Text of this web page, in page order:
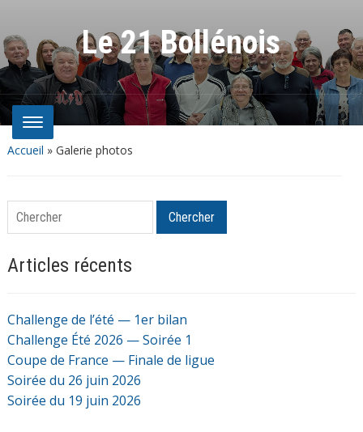
Le 21 Bollénois
Accueil » Galerie photos
Chercher Chercher
Articles récents
Challenge de l’été — 1er bilan
Challenge Été 2026 — Soirée 1
Coupe de France — Finale de ligue
Soirée du 26 juin 2026
Soirée du 19 juin 2026